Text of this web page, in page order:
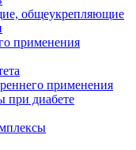
общеукрепляющие
применения
применения
при диабете